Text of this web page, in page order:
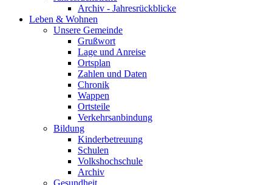
Archiv - Jahresrückblicke
Leben & Wohnen
Unsere Gemeinde
Grußwort
Lage und Anreise
Ortsplan
Zahlen und Daten
Chronik
Wappen
Ortsteile
Verkehrsanbindung
Bildung
Kinderbetreuung
Schulen
Volkshochschule
Archiv
Gesundheit